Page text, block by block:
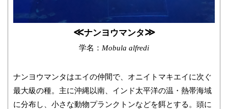
≪ナンヨウマンタ≫
学名： Mobula alfredi
ナンヨウマンタはエイの仲間で、オニイトマキエイに次ぐ
最大級の種。主に沖縄以南、インド太平洋の温・熱帯海域
に分布し、小さな動物プランクトンなどを餌とする。頭に